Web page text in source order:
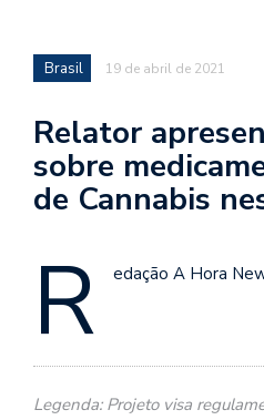
Brasil 19 de abril de 2021
Relator
sobre
de Cannabis
R edação A Hora
Legenda: Projeto visa